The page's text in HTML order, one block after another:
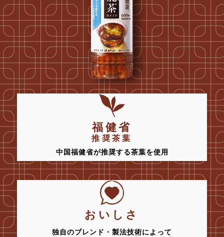
福健省
推奨茶葉
中国福健省が推奨する茶葉を使用
おいしさ
独自のブレンド・製法技術によって